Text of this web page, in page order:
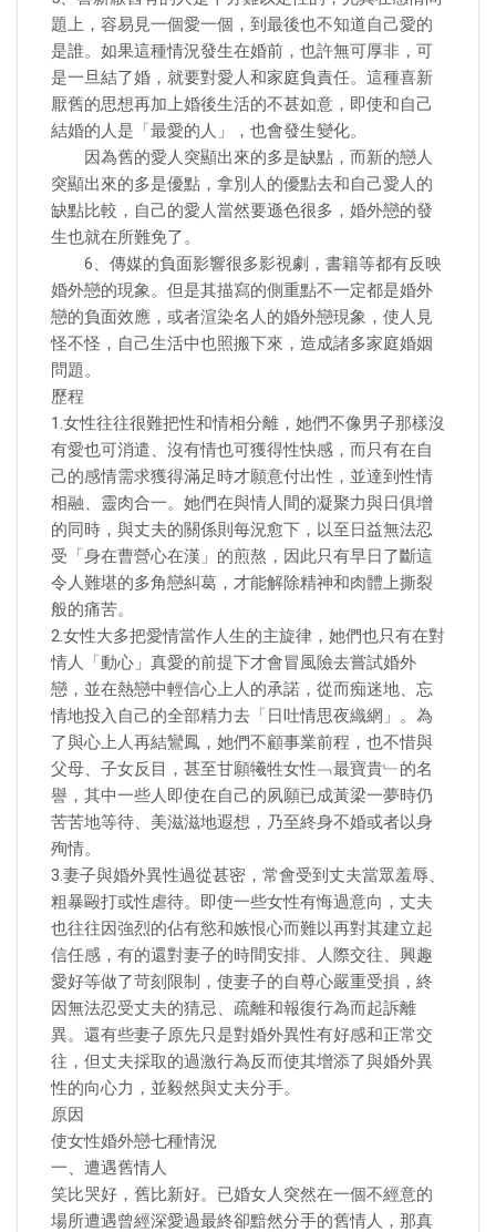
題上，容易見一個愛一個，到最後也不知道自己愛的
是誰。如果這種情況發生在婚前，也許無可厚非，可
是一旦結了婚，就要對愛人和家庭負責任。這種喜新
厭舊的思想再加上婚後生活的不甚如意，即使和自己
結婚的人是「最愛的人」，也會發生變化。
因為舊的愛人突顯出來的多是缺點，而新的戀人
突顯出來的多是優點，拿別人的優點去和自己愛人的
缺點比較，自己的愛人當然要遜色很多，婚外戀的發
生也就在所難免了。
6、傳媒的負面影響很多影視劇，書籍等都有反映
婚外戀的現象。但是其描寫的側重點不一定都是婚外
戀的負面效應，或者渲染名人的婚外戀現象，使人見
怪不怪，自己生活中也照搬下來，造成諸多家庭婚姻
問題。
歷程
1.女性往往很難把性和情相分離，她們不像男子那樣沒
有愛也可消遣、沒有情也可獲得性快感，而只有在自
己的感情需求獲得滿足時才願意付出性，並達到性情
相融、靈肉合一。她們在與情人間的凝聚力與日俱增
的同時，與丈夫的關係則每況愈下，以至日益無法忍
受「身在曹營心在漢」的煎熬，因此只有早日了斷這
令人難堪的多角戀糾葛，才能解除精神和肉體上撕裂
般的痛苦。
2.女性大多把愛情當作人生的主旋律，她們也只有在對
情人「動心」真愛的前提下才會冒風險去嘗試婚外
戀，並在熱戀中輕信心上人的承諾，從而痴迷地、忘
情地投入自己的全部精力去「日吐情思夜織網」。為
了與心上人再結鸞鳳，她們不顧事業前程，也不惜與
父母、子女反目，甚至甘願犧牲女性﹁最寶貴﹂的名
譽，其中一些人即使在自己的夙願已成黃梁一夢時仍
苦苦地等待、美滋滋地遐想，乃至終身不婚或者以身
殉情。
3.妻子與婚外異性過從甚密，常會受到丈夫當眾羞辱、
粗暴毆打或性虐待。即使一些女性有悔過意向，丈夫
也往往因強烈的佔有慾和嫉恨心而難以再對其建立起
信任感，有的還對妻子的時間安排、人際交往、興趣
愛好等做了苛刻限制，使妻子的自尊心嚴重受損，終
因無法忍受丈夫的猜忌、疏離和報復行為而起訴離
異。還有些妻子原先只是對婚外異性有好感和正常交
往，但丈夫採取的過激行為反而使其增添了與婚外異
性的向心力，並毅然與丈夫分手。
原因
使女性婚外戀七種情況
一、遭遇舊情人
笑比哭好，舊比新好。已婚女人突然在一個不經意的
場所遭遇曾經深愛過最終卻黯然分手的舊情人，那真